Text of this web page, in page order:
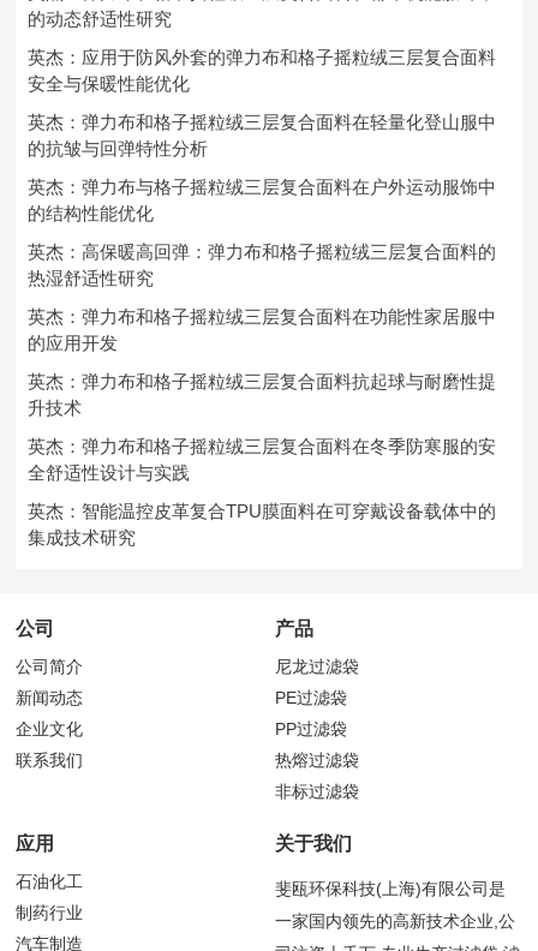
的动态舒适性研究
英杰：应用于防风外套的弹力布和格子摇粒绒三层复合面料
安全与保暖性能优化
英杰：弹力布和格子摇粒绒三层复合面料在轻量化登山服中
的抗皱与回弹特性分析
英杰：弹力布与格子摇粒绒三层复合面料在户外运动服饰中
的结构性能优化
英杰：高保暖高回弹：弹力布和格子摇粒绒三层复合面料的
热湿舒适性研究
英杰：弹力布和格子摇粒绒三层复合面料在功能性家居服中
的应用开发
英杰：弹力布和格子摇粒绒三层复合面料抗起球与耐磨性提
升技术
英杰：弹力布和格子摇粒绒三层复合面料在冬季防寒服的安
全舒适性设计与实践
英杰：智能温控皮革复合TPU膜面料在可穿戴设备载体中的
集成技术研究
公司
公司简介
新闻动态
企业文化
联系我们
产品
尼龙过滤袋
PE过滤袋
PP过滤袋
热熔过滤袋
非标过滤袋
应用
石油化工
制药行业
汽车制造
关于我们
斐瓯环保科技(上海)有限公司是
一家国内领先的高新技术企业,公